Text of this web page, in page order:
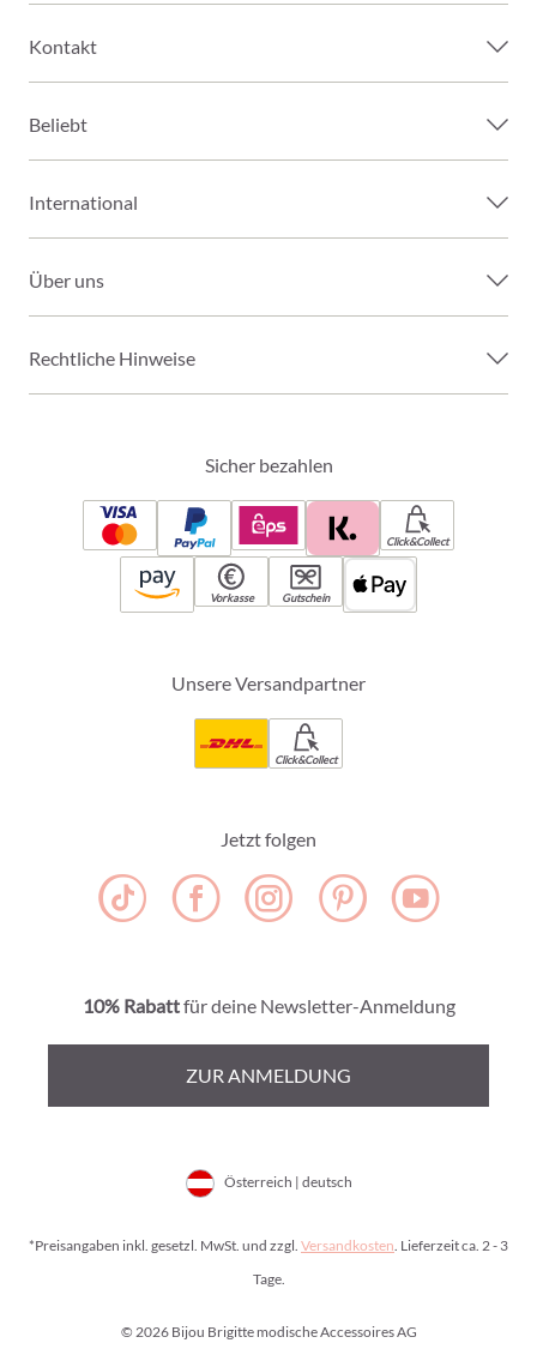
Kontakt
Beliebt
International
Über uns
Rechtliche Hinweise
Sicher bezahlen
Click&Collect
Vorkasse Gutschein
Unsere Versandpartner
Click&Collect
Jetzt folgen
10% Rabattfür deine Newsletter-Anmeldung
ZUR ANMELDUNG
Österreich | deutsch
*Preisangaben inkl. gesetzl. MwSt. und zzgl. Versandkosten. Lieferzeit ca. 2 - 3
Tage.
© 2026 Bijou Brigitte modische Accessoires AG